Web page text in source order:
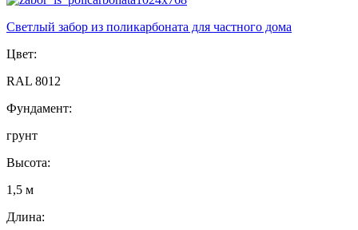
Светлый забор из поликарбоната для частного дома
Цвет:
RAL 8012
Фундамент:
грунт
Высота:
1,5 м
Длина: